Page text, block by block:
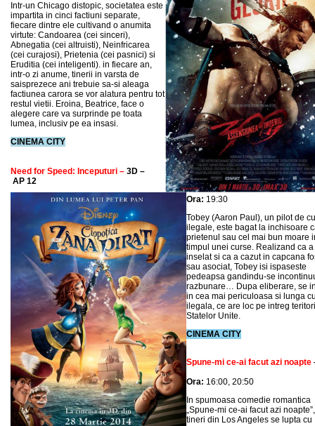
Intr-un Chicago distopic, societatea este
impartita in cinci factiuni separate,
fiecare dintre ele cultivand o anumita
virtute: Candoarea (cei sinceri),
Abnegatia (cei altruisti), Neinfricarea
(cei curajosi), Prietenia (cei pasnici) si
Eruditia (cei inteligenti). in fiecare an,
intr-o zi anume, tinerii in varsta de
saisprezece ani trebuie sa-si aleaga
factiunea carora se vor alatura pentru tot
restul vietii. Eroina, Beatrice, face o
alegere care va surprinde pe toata
lumea, inclusiv pe ea insasi.
CINEMA CITY
Need for Speed: Inceputuri – 3D –
AP 12
Ora: 19:30
Tobey (Aaron Paul), un pilot de
ilegale, este bagat la inchisoare
prietenul sau cel mai bun moare
timpul unei curse. Realizand ca a
inselat si ca a cazut in capcana
sau asociat, Tobey isi ispaseste
pedeapsa gandindu-se
razbunare… Dupa eliberare, se
in cea mai periculoasa si lunga
ilegala, ce are loc pe intreg
Statelor Unite.
CINEMA CITY
Spune-mi ce-ai facut azi noapte
Ora: 16:00, 20:50
In spumoasa comedie romantica
„Spune-mi ce-ai facut azi
tineri din Los Angeles se lupta cu